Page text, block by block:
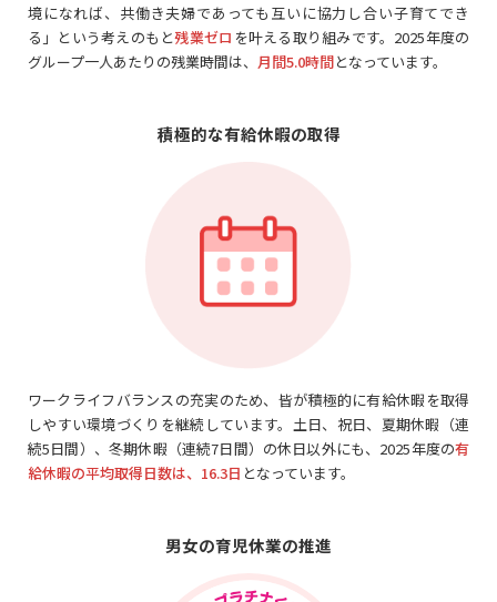
境になれば、共働き夫婦であっても互いに協力し合い子育てでき
る」という考えのもと残業ゼロ を叶える取り組みです。 2025年度の
グループ一人あたりの残業時間は、 月間5.0時間となっています。
積極的な有給休暇の取得
ワークライフバランスの充実のため、皆が積極的に有給休暇を取得
しやすい環境づくりを継続しています。土日、祝日、夏期休暇（連
続5日間）、冬期休暇（連続7日間）の休日以外にも、2025年度の有
給休暇の平均取得日数は、16.3日 となっています。
男女の育児休業の推進